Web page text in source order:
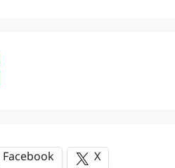
Facebook X